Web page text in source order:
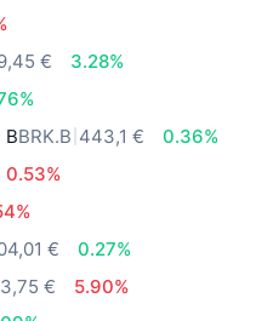
€
3.28%
BBRK.B 443,1 €
0.36%
0.53%
€
0.27%
€
5.90%